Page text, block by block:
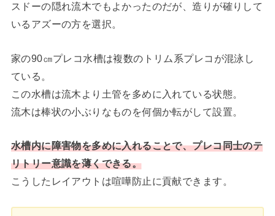
スドーの隠れ流木でもよかったのだが、造りが確りして
いるアズーの方を選択。
家の90㎝プレコ水槽は複数のトリム系プレコが混泳し
ている。
この水槽は流木より土管を多めに入れている状態。
流木は棒状の小ぶりなものを何個か転がして設置。
水槽内に障害物を多めに入れることで、プレコ同士のテ
リトリー意識を薄くできる。
こうしたレイアウトは喧嘩防止に貢献できます。